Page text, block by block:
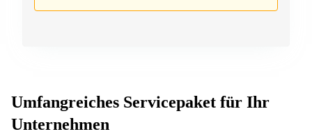
Umfangreiches Servicepaket für Ihr
Unternehmen